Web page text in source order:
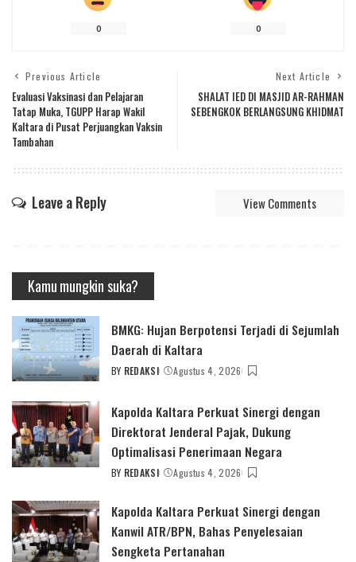
0 0
Previous Article
Evaluasi Vaksinasi dan Pelajaran
Tatap Muka, TGUPP Harap Wakil
Kaltara di Pusat Perjuangkan Vaksin
Tambahan
Next Article
SHALAT IED DI MASJID AR-RAHMAN
SEBENGKOK BERLANGSUNG KHIDMAT
Leave a Reply View Comments
Kamu mungkin suka?
BMKG: Hujan Berpotensi Terjadi di Sejumlah
Daerah di Kaltara
POSTED
BY REDAKSI Agustus 4, 2026
Kapolda Kaltara Perkuat Sinergi dengan
Direktorat Jenderal Pajak, Dukung
Optimalisasi Penerimaan Negara
POSTED
BY REDAKSI Agustus 4, 2026
Kapolda Kaltara Perkuat Sinergi dengan
Kanwil ATR/BPN, Bahas Penyelesaian
Sengketa Pertanahan